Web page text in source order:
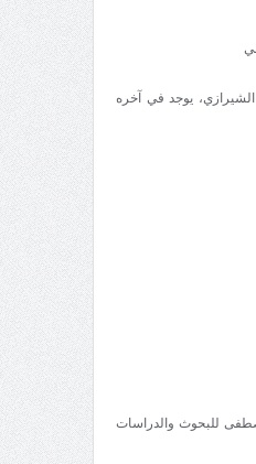
الشيرازي، يوجد في آخره
للبحوث والدراسات